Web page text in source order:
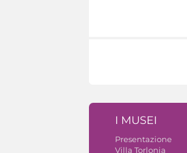
I MUSEI
Presentazione
Villa Torlonia